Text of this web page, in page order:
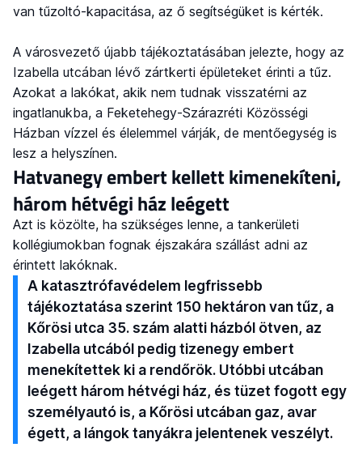
van tűzoltó-kapacitása, az ő segítségüket is kérték.
A városvezető újabb tájékoztatásában jelezte, hogy az
Izabella utcában lévő zártkerti épületeket érinti a tűz.
Azokat a lakókat, akik nem tudnak visszatérni az
ingatlanukba, a Feketehegy-Szárazréti Közösségi
Házban vízzel és élelemmel várják, de mentőegység is
lesz a helyszínen.
Hatvanegy embert kellett kimenekíteni,
három hétvégi ház leégett
Azt is közölte, ha szükséges lenne, a tankerületi
kollégiumokban fognak éjszakára szállást adni az
érintett lakóknak.
A katasztrófavédelem legfrissebb
tájékoztatása szerint 150 hektáron van tűz, a
Kőrösi utca 35. szám alatti házból ötven, az
Izabella utcából pedig tizenegy embert
menekítettek ki a rendőrök. Utóbbi utcában
leégett három hétvégi ház, és tüzet fogott egy
személyautó is, a Kőrösi utcában gaz, avar
égett, a lángok tanyákra jelentenek veszélyt.